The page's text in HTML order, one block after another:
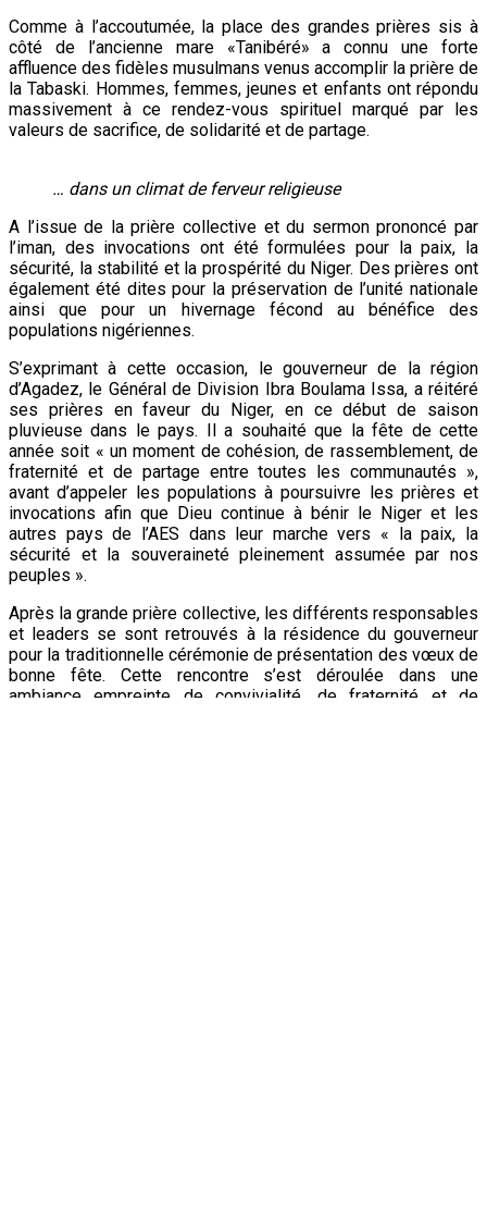
Comme à l’accoutumée, la place des grandes prières sis à
côté de l’ancienne mare «Tanibéré» a connu une forte
affluence des fidèles musulmans venus accomplir la prière de
la Tabaski. Hommes, femmes, jeunes et enfants ont répondu
massivement à ce rendez-vous spirituel marqué par les
valeurs de sacrifice, de solidarité et de partage.
… dans un climat de ferveur religieuse
A l’issue de la prière collective et du sermon prononcé par
l’iman, des invocations ont été formulées pour la paix, la
sécurité, la stabilité et la prospérité du Niger. Des prières ont
également été dites pour la préservation de l’unité nationale
ainsi que pour un hivernage fécond au bénéfice des
populations nigériennes.
S’exprimant à cette occasion, le gouverneur de la région
d’Agadez, le Général de Division Ibra Boulama Issa, a réitéré
ses prières en faveur du Niger, en ce début de saison
pluvieuse dans le pays. Il a souhaité que la fête de cette
année soit « un moment de cohésion, de rassemblement, de
fraternité et de partage entre toutes les communautés »,
avant d’appeler les populations à poursuivre les prières et
invocations afin que Dieu continue à bénir le Niger et les
autres pays de l’AES dans leur marche vers « la paix, la
sécurité et la souveraineté pleinement assumée par nos
peuples ».
Après la grande prière collective, les différents responsables
et leaders se sont retrouvés à la résidence du gouverneur
pour la traditionnelle cérémonie de présentation des vœux de
bonne fête. Cette rencontre s’est déroulée dans une
ambiance empreinte de convivialité, de fraternité et de